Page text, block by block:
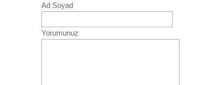
Ad Soyad
Yorumunuz